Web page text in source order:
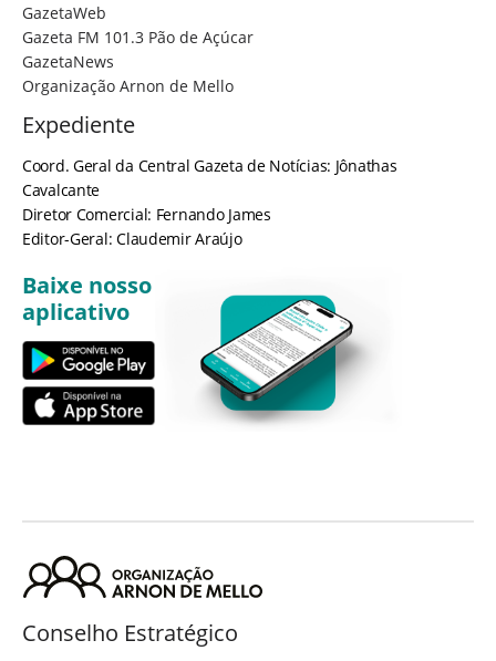
GazetaWeb
Gazeta FM 101.3 Pão de Açúcar
GazetaNews
Organização Arnon de Mello
Expediente
Coord. Geral da Central Gazeta de Notícias: Jônathas
Cavalcante
Diretor Comercial: Fernando James
Editor-Geral: Claudemir Araújo
Baixe nosso
aplicativo
Conselho Estratégico